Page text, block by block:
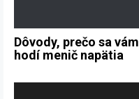
Dôvody, prečo sa vám
hodí menič napätia
Navigace